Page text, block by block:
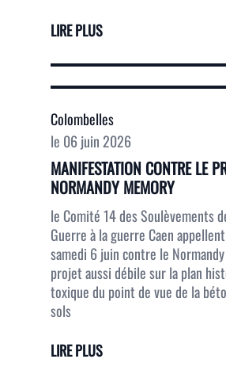
LIRE PLUS
Colombelles
le 06 juin 2026
MANIFESTATION CONTRE LE
NORMANDY MEMORY
le Comité 14 des Soulèvements
Guerre à la guerre Caen
samedi 6 juin contre le
projet aussi débile sur la plan
toxique du point de vue de la
sols
LIRE PLUS